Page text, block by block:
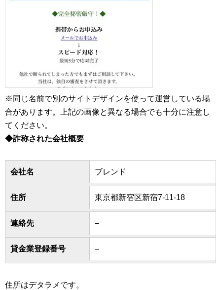
※同じ名前で別のサイトデザインを使って運営している場
合があります。上記の画像と異なる場合でも十分に注意し
てください。
◆詐称された会社概要
会社名 ブレンド
住所 東京都新宿区新宿7-11-18
連絡先 –
貸金業登録番号 –
住所はデタラメです。